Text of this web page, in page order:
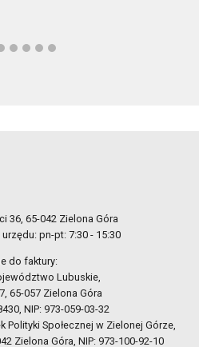
36, 65-042 Zielona Góra
pn-pt: 7:30 - 15:30
do faktury:
Lubuskie,
65-057 Zielona Góra
NIP: 973-059-03-32
Polityki Społecznej w Zielonej Górze,
Zielona Góra, NIP: 973-100-92-10